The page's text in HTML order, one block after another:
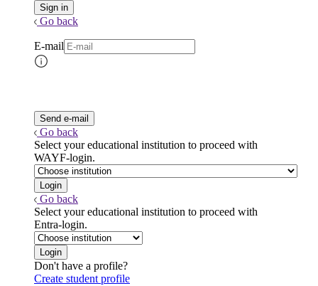
Go back
E-mail
Go back
Select your educational institution to proceed with
WAYF-login.
Go back
Select your educational institution to proceed with
Entra-login.
Don't have a profile?
Create student profile